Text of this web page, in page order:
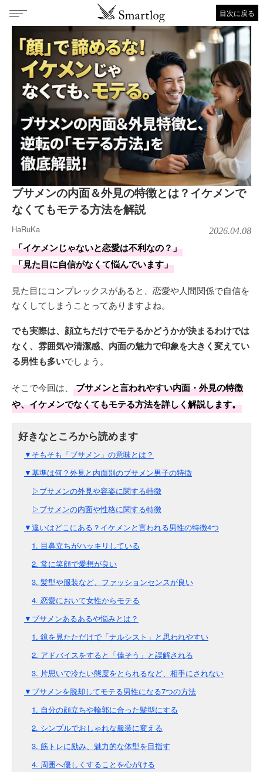
目次に戻る
ブサメンの内面＆外見の特徴とは？イケメンで
なくてもモテる方法を解説
HaRuKa 2026.04.08
「イケメンじゃないと恋愛は不利なの？」
「見た目に自信がなくて悩んでいます」
見た目にコンプレックスがあると、恋愛や人間関係で自信を
なくしてしまうことってありますよね。
でも実際は、顔立ちだけでモテるかどうかが決まるわけでは
なく、雰囲気や清潔感、内面の魅力で印象を大きく変えてい
る男性も多いでしょう。
そこで今回は、
ブサメンと言われやすい内面・外見の特徴
や、イケメンでなくてもモテる方法を詳しく解説します。
▼そもそも「ブサメン」の意味とは？
▼基準は何？外見と内面別のブサメン男子の特徴
▷ブサメンの外見や容姿に関する特徴
▷ブサメンの内面や性格に関する特徴
▼違いはどこにある？イケメンと言われる男性の特徴4つ
1. 目鼻立ちがハッキリしている
2. 常に笑顔で愛想が良い
3. 髪型や服装など、ファッションセンスが良い
4. 恋愛において女性からモテる
▼ブサメンあるあるや悩みとは？
1. 鏡を見たただけで「ナルシスト」と思われやすい
2. アドバイスをすると「偉そう」と誤解される
3. 片思いで冷たい態度をとられるなど、相手にされない
▼ブサメンを脱却してモテる男性になる7つの方法
1. 自分の顔立ちや輪郭に合った髪型にする
2. シンプルでおしゃれな服装に変える
3. 筋トレに励み、魅力的な体型を目指す
4. 周囲へ優しくすることを心がける